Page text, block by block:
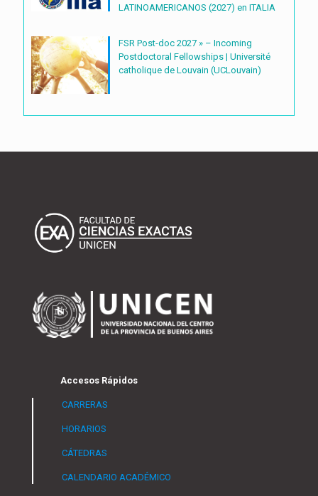
LATINOAMERICANOS (2027) en ITALIA
FSR Post-doc 2027 » – Incoming
Postdoctoral Fellowships | Université
catholique de Louvain (UCLouvain)
Accesos Rápidos
CARRERAS
HORARIOS
CÁTEDRAS
CALENDARIO ACADÉMICO